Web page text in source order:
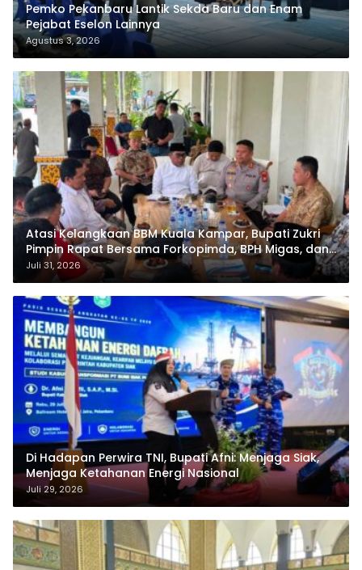
Pemko Pekanbaru Lantik Sekda Baru dan Enam
Pejabat Eselon Lainnya
Agustus 3, 2026
Atasi Kelangkaan BBM Kuala Kampar, Bupati Zukri
Pimpin Rapat Bersama Forkopimda, BPH Migas, dan
Pertamina
Juli 31, 2026
Di Hadapan Perwira TNI, Bupati Afni: Menjaga Siak,
Menjaga Ketahanan Energi Nasional
Juli 29, 2026